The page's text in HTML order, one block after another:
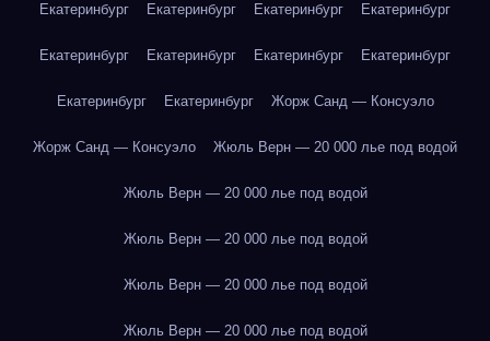
Екатеринбург Екатеринбург Екатеринбург Екатеринбург
Екатеринбург Екатеринбург Екатеринбург Екатеринбург
Екатеринбург Екатеринбург Жорж Санд — Консуэло
Жорж Санд — Консуэло Жюль Верн — 20 000 лье под водой
Жюль Верн — 20 000 лье под водой
Жюль Верн — 20 000 лье под водой
Жюль Верн — 20 000 лье под водой
Жюль Верн — 20 000 лье под водой